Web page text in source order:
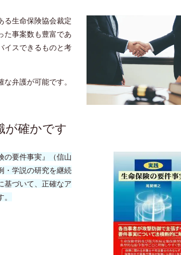
る生命保険協会裁定
た事案数も豊富であ
イスできるものと考
弁護が可能です。
が確かです
の要件事実』（信山
・学説の研究を継続
基づいて、正確なア